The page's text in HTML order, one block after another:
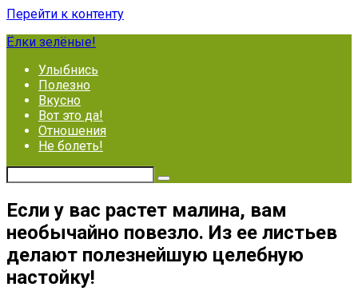
Перейти к контенту
Ёлки зелёные!
Улыбнись
Полезно
Вкусно
Вот это да!
Отношения
Не болеть!
Если у вас растет малина, вам
необычайно повезло. Из ее листьев
делают полезнейшую целебную
настойку!